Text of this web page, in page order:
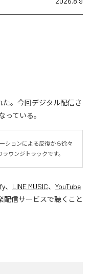
た。今回デジタル配信さ
っている。
ションによる反復から徐々
ウンジトラックです。
、 LINE MUSIC、 YouTube
配信サービスで聴くこと